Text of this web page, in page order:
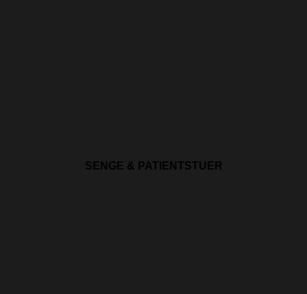
SENGE & PATIENTSTUER